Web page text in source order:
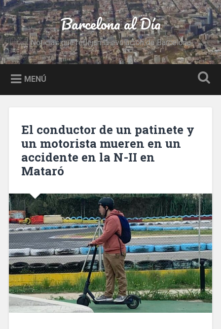
Saltar
al
contenido
Buscar Barcelona al Día
Noticias que reflejan la evolución de Barcelona
MENÚ
El conductor de un patinete y
un motorista mueren en un
accidente en la N-II en
Mataró